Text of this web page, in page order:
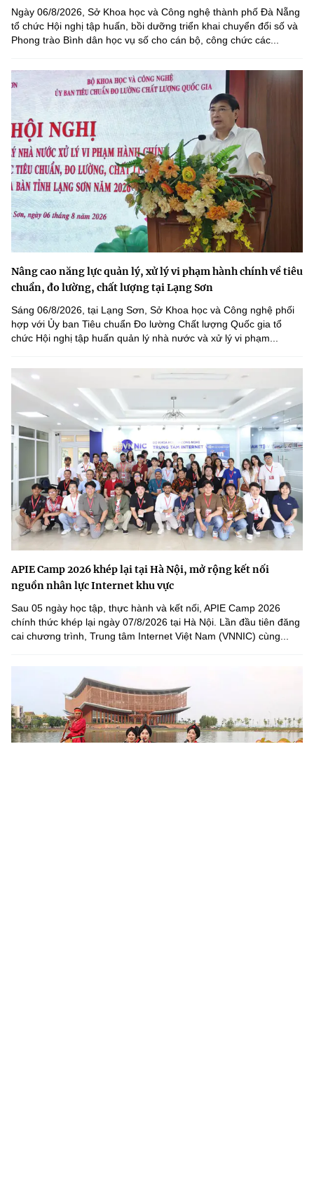
Ngày 06/8/2026, Sở Khoa học và Công nghệ thành phố Đà Nẵng
tổ chức Hội nghị tập huấn, bồi dưỡng triển khai chuyển đổi số và
Phong trào Bình dân học vụ số cho cán bộ, công chức các...
Nâng cao năng lực quản lý, xử lý vi phạm hành chính về tiêu
chuẩn, đo lường, chất lượng tại Lạng Sơn
Sáng 06/8/2026, tại Lạng Sơn, Sở Khoa học và Công nghệ phối
hợp với Ủy ban Tiêu chuẩn Đo lường Chất lượng Quốc gia tổ
chức Hội nghị tập huấn quản lý nhà nước và xử lý vi phạm...
APIE Camp 2026 khép lại tại Hà Nội, mở rộng kết nối
nguồn nhân lực Internet khu vực
Sau 05 ngày học tập, thực hành và kết nối, APIE Camp 2026
chính thức khép lại ngày 07/8/2026 tại Hà Nội. Lần đầu tiên đăng
cai chương trình, Trung tâm Internet Việt Nam (VNNIC) cùng...